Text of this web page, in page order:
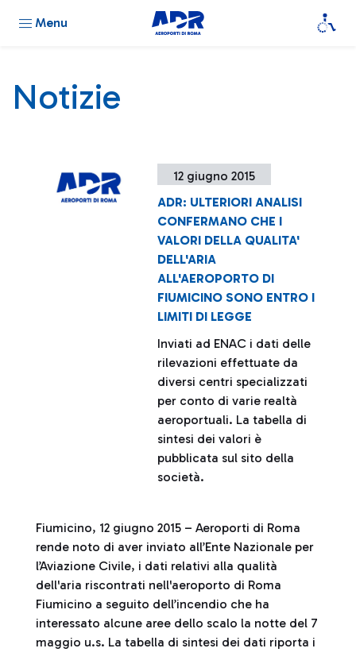
Menu
Notizie
12 giugno 2015
ADR: ULTERIORI ANALISI
CONFERMANO CHE I
VALORI DELLA QUALITA'
DELL'ARIA
ALL'AEROPORTO DI
FIUMICINO SONO ENTRO I
LIMITI DI LEGGE
Inviati ad ENAC i dati delle
rilevazioni effettuate da
diversi centri specializzati
per conto di varie realtà
aeroportuali. La tabella di
sintesi dei valori è
pubblicata sul sito della
società.
Fiumicino, 12 giugno 2015 – Aeroporti di Roma
rende noto di aver inviato all’Ente Nazionale per
l’Aviazione Civile, i dati relativi alla qualità
dell'aria riscontrati nell'aeroporto di Roma
Fiumicino a seguito dell’incendio che ha
interessato alcune aree dello scalo la notte del 7
maggio u.s. La tabella di sintesi dei dati riporta i